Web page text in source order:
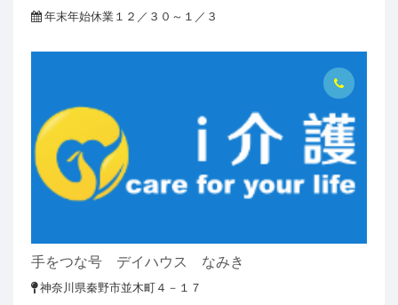
年末年始休業１２／３０～１／３
手をつな号 デイハウス なみき
神奈川県秦野市並木町４－１７